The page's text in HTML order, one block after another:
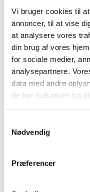
Vi bruger cookies til
annoncer, til at vise
at analysere vores
din brug af vores
for sociale medier,
analysepartnere.
data med andre
de har indsamlet fra
Nødvendig
Præferencer
2018 (150)
2017 (167)
2016 (167)
2015 (33)
2014 (44)
2010 (7)
2008 (8)